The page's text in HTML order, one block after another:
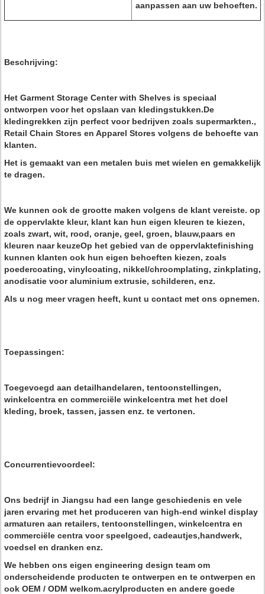
aanpassen aan uw behoeften.
Beschrijving:
Het Garment Storage Center with Shelves is speciaal
ontworpen voor het opslaan van kledingstukken.De
kledingrekken zijn perfect voor bedrijven zoals supermarkten.,
Retail Chain Stores en Apparel Stores volgens de behoefte van
klanten.
Het is gemaakt van een metalen buis met wielen en gemakkelijk
te dragen.
We kunnen ook de grootte maken volgens de klant vereiste. op
de oppervlakte kleur, klant kan hun eigen kleuren te kiezen,
zoals zwart, wit, rood, oranje, geel, groen, blauw,paars en
kleuren naar keuzeOp het gebied van de oppervlaktefinishing
kunnen klanten ook hun eigen behoeften kiezen, zoals
poedercoating, vinylcoating, nikkel/chroomplating, zinkplating,
anodisatie voor aluminium extrusie, schilderen, enz.
Als u nog meer vragen heeft, kunt u contact met ons opnemen.
Toepassingen:
Toegevoegd aan detailhandelaren, tentoonstellingen,
winkelcentra en commerciële winkelcentra met het doel
kleding, broek, tassen, jassen enz. te vertonen.
Concurrentievoordeel:
Ons bedrijf in Jiangsu had een lange geschiedenis en vele
jaren ervaring met het produceren van high-end winkel display
armaturen aan retailers, tentoonstellingen, winkelcentra en
commerciële centra voor speelgoed, cadeautjes,handwerk,
voedsel en dranken enz.
We hebben ons eigen engineering design team om
onderscheidende producten te ontwerpen en te ontwerpen en
ook OEM / ODM welkom.acrylproducten en andere goede